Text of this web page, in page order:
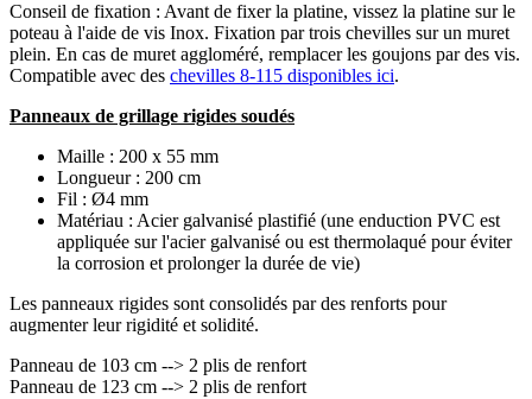
Conseil de fixation : Avant de fixer la platine, vissez la platine sur le
poteau à l'aide de vis Inox. Fixation par trois chevilles sur un muret
plein. En cas de muret aggloméré, remplacer les goujons par des vis.
Compatible avec des chevilles 8-115 disponibles ici.
Panneaux de grillage rigides soudés
Maille : 200 x 55 mm
Longueur : 200 cm
Fil : Ø4 mm
Matériau : Acier galvanisé plastifié (une enduction PVC est
appliquée sur l'acier galvanisé ou est thermolaqué pour éviter
la corrosion et prolonger la durée de vie)
Les panneaux rigides sont consolidés par des renforts pour
augmenter leur rigidité et solidité.
Panneau de 103 cm --> 2 plis de renfort
Panneau de 123 cm --> 2 plis de renfort